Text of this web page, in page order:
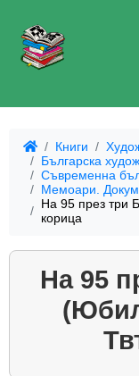
Книги
Българска
Съвременна
Мемоари.
На 95 през три
корица
На 95